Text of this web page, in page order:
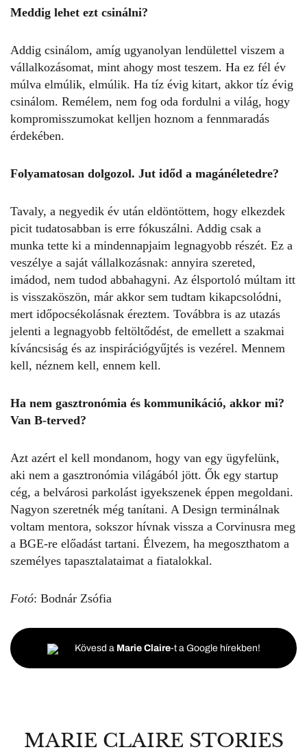
Meddig lehet ezt csinálni?
Addig csinálom, amíg ugyanolyan lendülettel viszem a
vállalkozásomat, mint ahogy most teszem. Ha ez fél év
múlva elmúlik, elmúlik. Ha tíz évig kitart, akkor tíz évig
csinálom. Remélem, nem fog oda fordulni a világ, hogy
kompromisszumokat kelljen hoznom a fennmaradás
érdekében.
Folyamatosan dolgozol. Jut időd a magánéletedre?
Tavaly, a negyedik év után eldöntöttem, hogy elkezdek
picit tudatosabban is erre fókuszálni. Addig csak a
munka tette ki a mindennapjaim legnagyobb részét. Ez a
veszélye a saját vállalkozásnak: annyira szereted,
imádod, nem tudod abbahagyni. Az élsportoló múltam itt
is visszaköszön, már akkor sem tudtam kikapcsolódni,
mert időpocsékolásnak éreztem. Továbbra is az utazás
jelenti a legnagyobb feltöltődést, de emellett a szakmai
kíváncsiság és az inspirációgyűjtés is vezérel. Mennem
kell, néznem kell, ennem kell.
Ha nem gasztronómia és kommunikáció, akkor mi?
Van B-terved?
Azt azért el kell mondanom, hogy van egy ügyfelünk,
aki nem a gasztronómia világából jött. Ők egy startup
cég, a belvárosi parkolást igyekszenek éppen megoldani.
Nagyon szeretnék még tanítani. A Design terminálnak
voltam mentora, sokszor hívnak vissza a Corvinusra meg
a BGE-re előadást tartani. Élvezem, ha megoszthatom a
személyes tapasztalataimat a fiatalokkal.
Fotó: Bodnár Zsófia
Kövesd a Marie Claire-t a Google hírekben!
MARIE CLAIRE STORIES